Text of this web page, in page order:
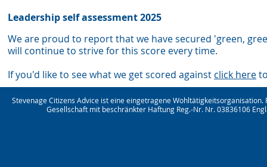
Leadership self assessment 2025
We are proud to report that we have secured 'green,
will continue to strive for this score every time.
If you'd like to see what we get scored against click here
Stevenage Citizens Advice ist eine eingetragene
Gesellschaft mit beschränkter Haftung Reg.-Nr. Nr. 03836106